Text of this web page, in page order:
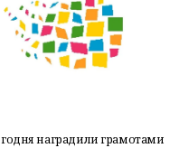
наградили грамотами